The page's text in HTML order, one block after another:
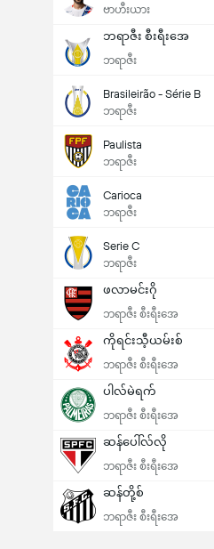
ဗာဟီးယား
ဘရာဇီး စီးရီးအေ
ဘရာဇီး
Brasileirão - Série B
ဘရာဇီး
Paulista
ဘရာဇီး
Carioca
ဘရာဇီး
Serie C
ဘရာဇီး
ဖလာမင်းဂို
ဘရာဇီး စီးရီးအေ
ကိုရင်းသီ့ယမ်းစ်
ဘရာဇီး စီးရီးအေ
ပါလ်မဲရက်
ဘရာဇီး စီးရီးအေ
ဆန်ပေါ်လ်လို
ဘရာဇီး စီးရီးအေ
ဆန်တို့စ်
ဘရာဇီး စီးရီးအေ